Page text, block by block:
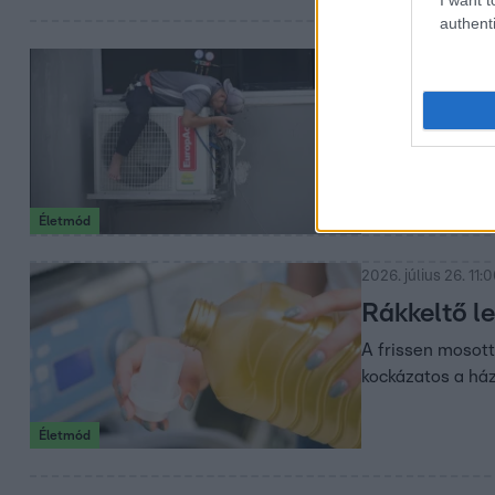
Életmód
Nem
Sokan teszik
Életmód
2026. július 26.
Rákkeltő
A frissen
kockázatos a